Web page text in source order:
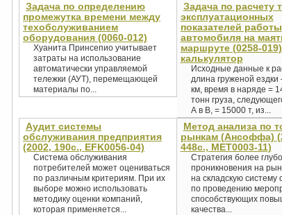
Задача по определению
промежутка времени между
техобслуживанием
оборудования (0060-012)
Хуанита Принсепио учитывает
затраты на использование
автоматически управляемой
тележки (АУТ), перемещающей
материалы по...
Задача по расчету
эксплуатационных
показателей работы
автомобиля на
маршруте (0258-
калькулятор
Исходные данные к
длина груженой
км, время в наряде =
тонн груза,
А в B, = 15000 т, из...
Аудит системы
обслуживания предприятия
(2002, 190c., EFK0056-04)
Система обслуживания
потребителей может оцениваться
по различным критериям. При их
выборе можно использовать
методику оценки компаний,
которая применяется...
Метод анализа по
рынкам (Ансоффа)
448с., MET0003-11)
Стратегия более
проникновения на
на складскую систему
по проведению
способствующих
качества...